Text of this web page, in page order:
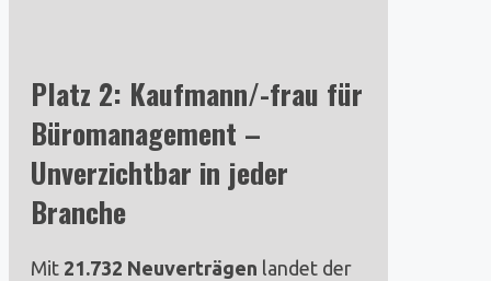
Platz 2: Kaufmann/-frau für
Büromanagement –
Unverzichtbar in jeder
Branche
Mit 21.732 Neuverträgen landet der